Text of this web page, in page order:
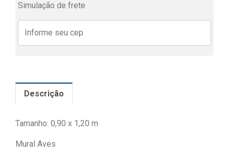
Simulação de frete
Descrição
Tamanho: 0,90 x 1,20 m
Mural Aves